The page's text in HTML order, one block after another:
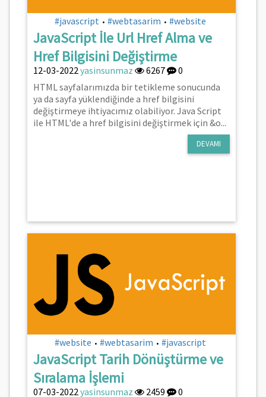
#javascript • #webtasarim • #website
JavaScript İle Url Href Alma ve
Href Bilgisini Değiştirme
12-03-2022yasinsunmaz 6267
0
HTML sayfalarımızda bir tetikleme sonucunda
ya da sayfa yüklendiğinde a href bilgisini
değiştirmeye ihtiyacımız olabiliyor. Java Script
ile HTML'de a href bilgisini değiştirmek için &o...
DEVAMI
#website • #webtasarim • #javascript
JavaScript Tarih Dönüştürme ve
Sıralama İşlemi
07-03-2022yasinsunmaz 2459
0